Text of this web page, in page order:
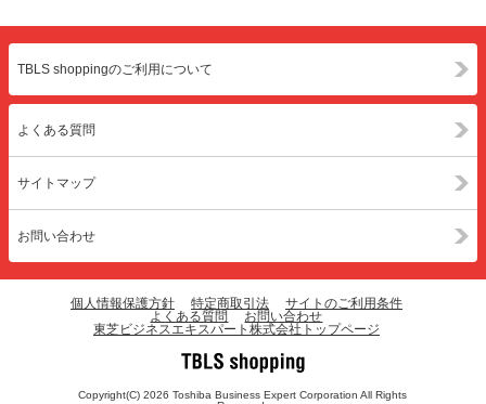
TBLS shoppingのご利用について
よくある質問
サイトマップ
お問い合わせ
個人情報保護方針 特定商取引法
サイトのご利用条件
よくある質問
お問い合わせ
東芝ビジネスエキスパート株式会社トップページ
Copyright(C) 2026 Toshiba Business Expert Corporation All Rights